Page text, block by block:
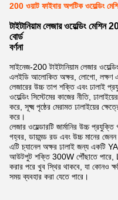
200 ওয়াট ফাইবার অপটিক ওয়েল্ডিং
টাইটানিয়াম লেজার ওয়েল্ডিং মেশিন
বোর্ড
বর্ণনা
সাইনেজ-200 টাইটানিয়াম লেজার
এলইডি আলোকিত অক্ষর, লোগো, লক্ষণ
লেজারের উচ্চ তাপ শক্তি এবং ঢালাই
ওয়েল্ডিং সিস্টেমের কাজের নীতি,
করে, সূক্ষ্ম পৃষ্ঠের মেরামত ঢালাইয়ের
করে।
লেজার ওয়েল্ডারটি জার্মানির উচ্চ
গহ্বর, ডায়মন্ড রড এবং উচ্চ মানের জেনন
এটি চ্যানেল অক্ষর ঢালাই জন্য একটি
আউটপুট শক্তি 300W পৌঁছাতে পারে,
করার পরে খুব স্থির থাকবে, যা কোনও
সময় ব্যবহার করা যেতে পারে।